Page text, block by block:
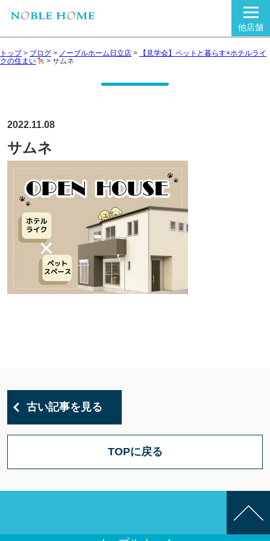
他店舗
トップ> ブログ > ノーブルホーム日立店 >
【見学会】ペットと暮らす×ホテルライ
クの住まい
> サムネ
2022.11.08
サムネ
古い記事を見る
TOPに戻る